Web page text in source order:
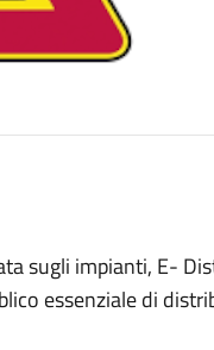
sugli impianti, E-
essenziale di